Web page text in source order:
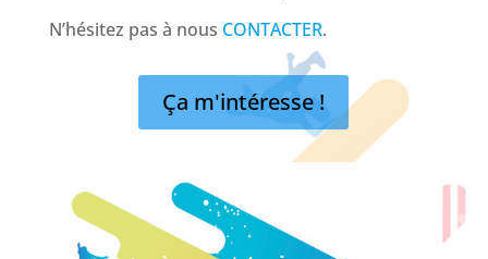
N’hésitez pas à nous CONTACTER.
Ça m'intéresse !